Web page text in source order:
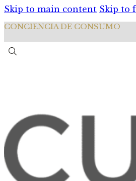
Skip to main content Skip to
CONCIENCIA DE CONSUMO